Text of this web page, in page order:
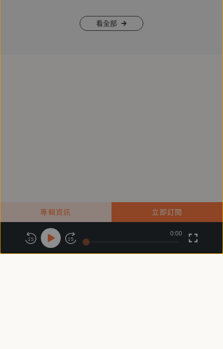
專輯資訊 立即訂閱
錄音／後製：黃德瑋、劉彥呈
看全部
關於鏡好聽
商務合作 付費條款 會員條款
15 15
0:00